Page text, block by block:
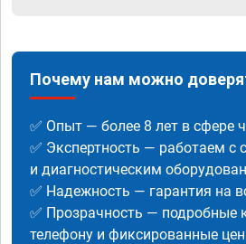
Почему нам можно
✅ Опыт — более 8 лет в сфере
✅ Экспертность — работаем
и диагностическим
✅ Надежность — гарантия на
✅ Прозрачность — подробные
телефону и фиксированные